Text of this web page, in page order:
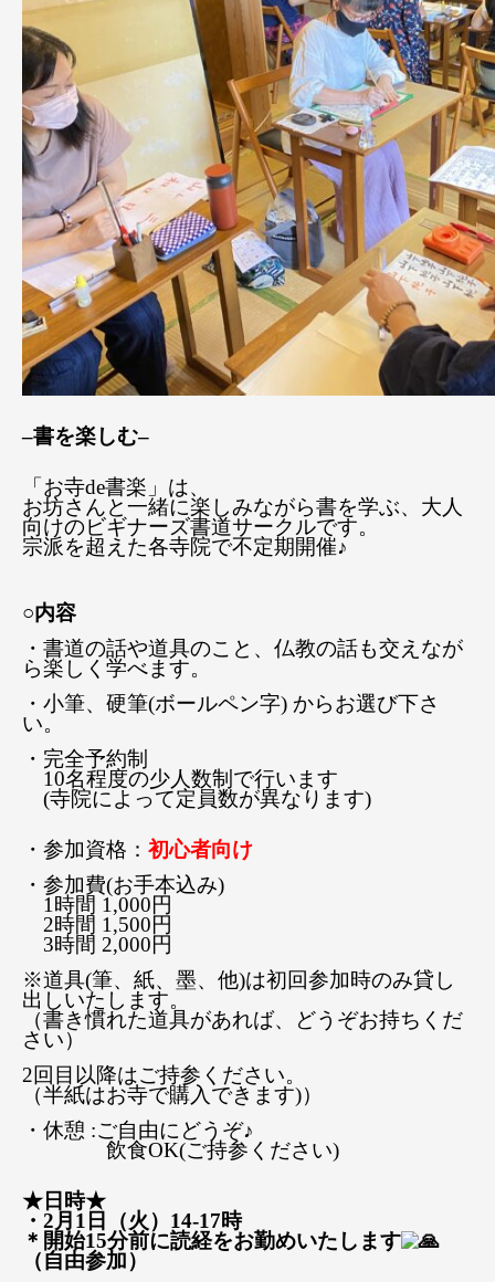
–書を楽しむ–
「お寺de書楽」は、
お坊さんと一緒に楽しみながら書を学ぶ、大人
向けのビギナーズ書道サークルです。
宗派を超えた各寺院で不定期開催♪
○内容
・書道の話や道具のこと、仏教の話も交えなが
ら楽しく学べます。
・小筆、硬筆(ボールペン字) からお選び下さ
い。
・完全予約制
10名程度の少人数制で行います
(寺院によって定員数が異なります)
・参加資格： 初心者向け
・参加費(お手本込み)
1時間 1,000円
2時間 1,500円
3時間 2,000円
※道具(筆、紙、墨、他)は初回参加時のみ貸し
出しいたします。
（書き慣れた道具があれば、どうぞお持ちくだ
さい）
2回目以降はご持参ください。
（半紙はお寺で購入できます)）
・休憩 :ご自由にどうぞ♪
飲食OK(ご持参ください)
★日時★
・2月1日（火）14-17時
＊開始15分前に読経をお勤めいたします
（自由参加）